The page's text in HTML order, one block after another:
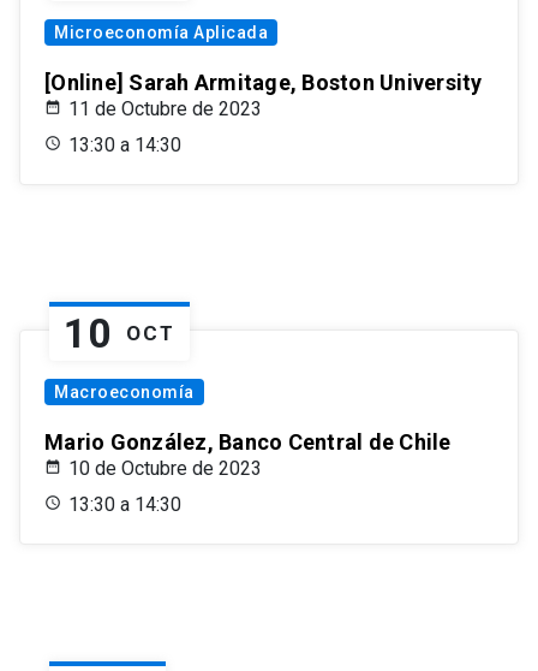
Microeconomía Aplicada
[Online] Sarah Armitage, Boston University
11 de Octubre de 2023
13:30 a 14:30
10 OCT
Macroeconomía
Mario González, Banco Central de Chile
10 de Octubre de 2023
13:30 a 14:30